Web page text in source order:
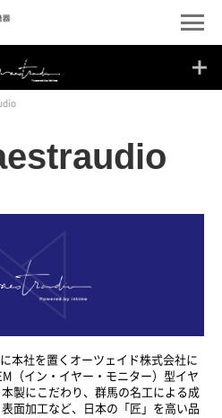
本社を置くオーツェイド株式会社に
（イン・イヤー・モニター）型イヤ
製にこだわり、群馬の名工による成
面加工など、日本の「匠」を高い品